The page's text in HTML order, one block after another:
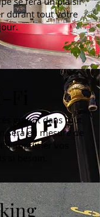
durant tout votre
gratuit dans tout
sera en mesure de
d'imprimer vos